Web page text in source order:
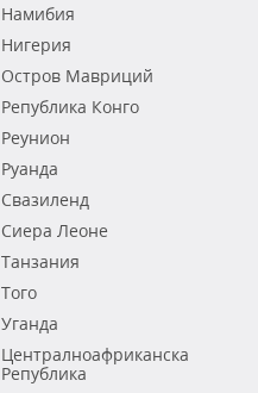
Намибия
Нигерия
Остров Мавриций
Република Конго
Реунион
Руанда
Свазиленд
Сиера Леоне
Танзания
Того
Уганда
Централноафриканска
Република